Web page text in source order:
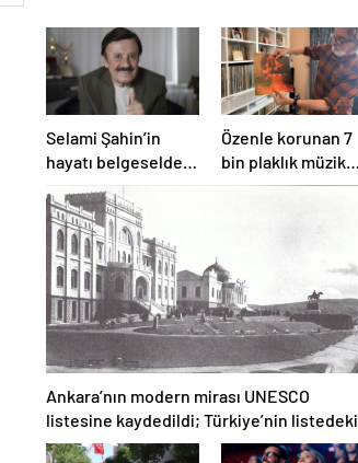
Selami Şahin’in
hayatı belgeselde
izleyiciyle
buluşacak
Özenle korunan 7
bin plaklık müzik
mirası
Ankara’nın modern mirası UNESCO
listesine kaydedildi; Türkiye’nin listedeki
varlık sayısı 80 oldu